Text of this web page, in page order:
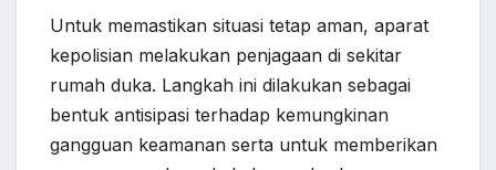
Untuk memastikan situasi tetap aman, aparat
kepolisian melakukan penjagaan di sekitar
rumah duka. Langkah ini dilakukan sebagai
bentuk antisipasi terhadap kemungkinan
gangguan keamanan serta untuk memberikan